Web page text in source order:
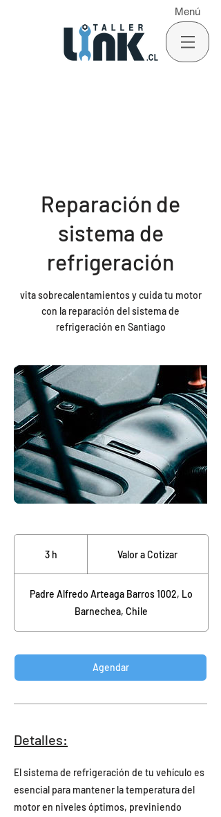
Menú
Reparación de
sistema de
refrigeración
vita sobrecalentamientos y cuida tu motor
con la reparación del sistema de
refrigeración en Santiago
3 h
h
Valor a Cotizar
Padre Alfredo Arteaga Barros 1002, Lo
Barnechea, Chile
Agendar
Detalles:
El sistema de refrigeración de tu vehículo es
esencial para mantener la temperatura del
motor en niveles óptimos, previniendo